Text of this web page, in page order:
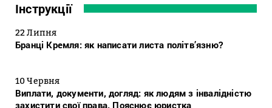
Інструкції
22 Липня
Бранці Кремля: як написати листа політв’язню?
10 Червня
Виплати, документи, догляд: як людям з інвалідністю
захистити свої права. Пояснює юристка